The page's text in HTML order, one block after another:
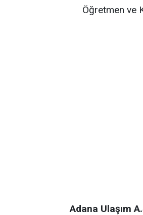
Öğretmen ve
Adana Ulaşım